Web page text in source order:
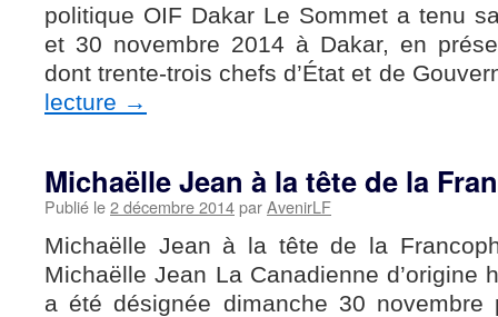
politique OIF Dakar Le Sommet a tenu
et 30 novembre 2014 à Dakar, en
dont trente-trois chefs d’État et de
lecture →
Michaëlle Jean à la tête de la
Publié le2 décembre 2014parAvenirLF
Michaëlle Jean à la tête de la
Michaëlle Jean La Canadienne d’origine
a été désignée dimanche 30